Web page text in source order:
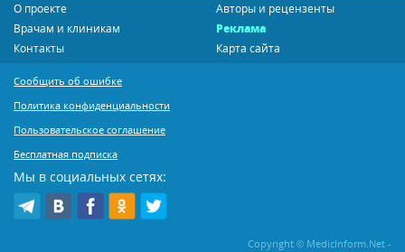
О проекте
Авторы и рецензенты
Врачам и клиникам
Реклама
Контакты
Карта сайта
Сообщить об ошибке
Политика конфиденциальности
Пользовательское соглашение
Бесплатная подписка
Мы в социальных сетях:
Copyright © MedicInform.Net -